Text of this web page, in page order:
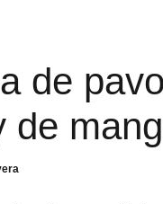
de
de